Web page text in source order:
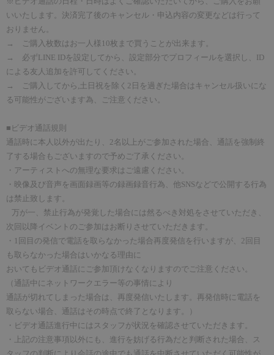
いいたします。決済完了後のキャンセル・申込内容の変更などは行って
おりません。
→ ご購入枚数はお一人様 10枚まで買うことが出来ます。
→ 必ず LINE IDを設定してから、設定部分でプロフィールを選択し、 ID
による友人追加を許可してください。
→ ご購入してから
土日祝を除く 2 日を過ぎた場合はキャンセル扱いにな
る可能性がございます為、ご注意ください。
■ビデオ通話規則
通話時に本人以外が出たり、 2名以上がご参加された場合、通話を強制終
了する場合もございますので予めご了承ください。
・アーティストへの無理な要求はご遠慮ください。
・映像及び音声を画面録画等の録画録音行為、他SNSなどで公開する行為
は禁止致します。
万が一、禁止行為が発覚した場合には然るべき対処をさせていただき、
次回以降イベントのご参加はお断りさせていただきます。
・ 1 回目の発信で電話を取らなかった場合再度発信を行いますが、 2回目
も取らなかった場合はいかなる理由に
おいてもビデオ通話にご参加頂けなくなりますのでご注意ください。
（通話中にネットワークエラー等の事情により
通話が切れてしまった場合は、再度発信いたします。再発信時に電話を
取らない場合、通話はその時点で終了となります。）
・ビデオ通話進行中にはスタッフが状況を確認させていただきます。
・上記の注意事項以外にも、進行を妨げる行為だと判断された場合、ス